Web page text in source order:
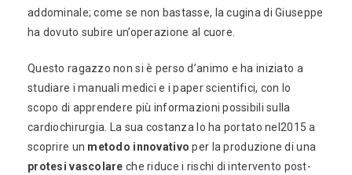
addominale; come se non bastasse, la cugina di Giuseppe
ha dovuto subire un’operazione al cuore.
Questo ragazzo non si è perso d’animo e ha iniziato a
studiare i manuali medici e i paper scientifici, con lo
scopo di apprendere più informazioni possibili sulla
cardiochirurgia. La sua costanza lo ha portato nel2015 a
scoprire un metodo innovativo per la produzione di una
protesi vascolare che riduce i rischi di intervento post-